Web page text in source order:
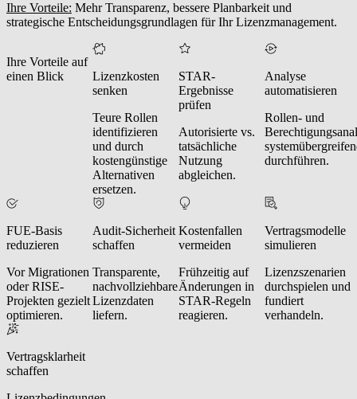
Ihre Vorteile: Mehr Transparenz, bessere Planbarkeit und
strategische Entscheidungsgrundlagen für Ihr Lizenzmanagement.
Ihre Vorteile auf
einen Blick
Lizenzkosten
senken
Teure Rollen
identifizieren
und durch
kostengünstige
Alternativen
ersetzen.
STAR-
Ergebnisse
prüfen
Autorisierte vs.
tatsächliche
Nutzung
abgleichen.
Analyse
automatisieren
Rollen- und
durchführen.
FUE-Basis
reduzieren
Vor Migrationen
oder RISE-
Projekten gezielt
optimieren.
Audit-Sicherheit
schaffen
Transparente,
nachvollziehbare
Lizenzdaten
liefern.
Kostenfallen
vermeiden
Frühzeitig auf
Änderungen in
STAR-Regeln
reagieren.
Vertragsmodelle
simulieren
Lizenzszenarien
durchspielen und
fundiert
verhandeln.
Vertragsklarheit
schaffen